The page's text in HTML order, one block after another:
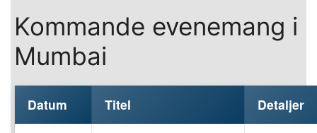
Kommande evenemang i
Mumbai
Datum Titel Detaljer